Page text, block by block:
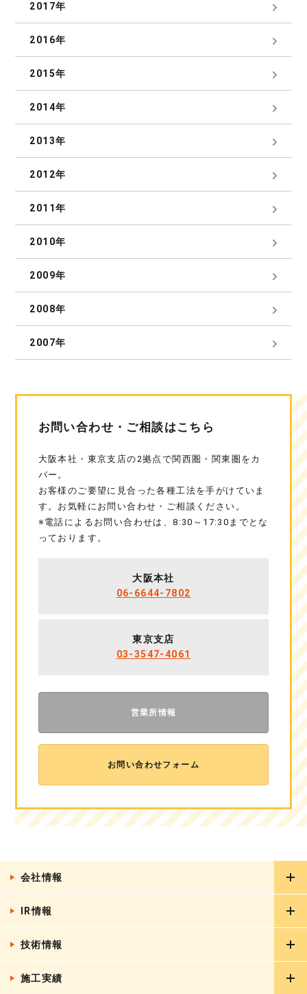
2017年
2016年
2015年
2014年
2013年
2012年
2011年
2010年
2009年
2008年
2007年
お問い合わせ・ご相談はこちら
大阪本社・東京支店の2拠点で関西圏・関東圏をカ
バー。
お客様のご要望に見合った各種工法を手がけていま
す。お気軽にお問い合わせ・ご相談ください。
※電話によるお問い合わせは、8:30～17:30までとな
っております。
大阪本社
06-6644-7802
東京支店
03-3547-4061
営業所情報
お問い合わせフォーム
会社情報
ごあいさつ
会社概要
グループ会社
CSR
IR情報
IRニュース
経営情報
技術情報
リフォーム工事
施工実績